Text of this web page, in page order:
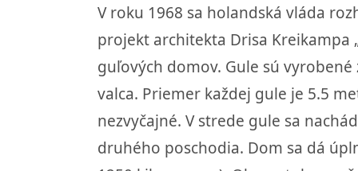
V roku 1968 sa holandská vláda
projekt architekta Drisa Kreikampa
guľových domov. Gule sú
valca. Priemer každej gule je 5.5
nezvyčajné. V strede gule sa
druhého poschodia. Dom sa dá